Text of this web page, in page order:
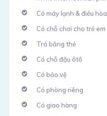
Có máy lạnh & điều hòa
Có chỗ chơi cho trẻ em
Trả bằng thẻ
Có chỗ đậu ôtô
Có bảo vệ
Có phòng riêng
Có giao hàng